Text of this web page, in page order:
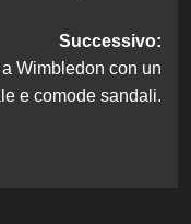
Successivo:
Wimbledon con un
e comode sandali.